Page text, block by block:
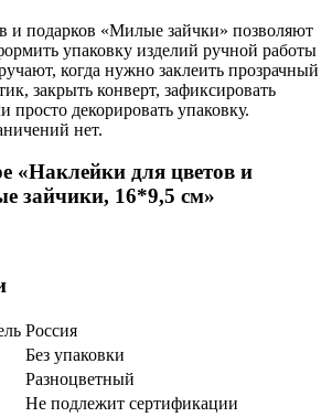
и подарков «Милые зайчки» позволяют
упаковку изделий ручной работы
когда нужно заклеить прозрачный
закрыть конверт, зафиксировать
декорировать упаковку.
нет.
«Наклейки для цветов и
зайчики, 16*9,5 см»
Россия
Без упаковки
Разноцветный
Не подлежит сертификации